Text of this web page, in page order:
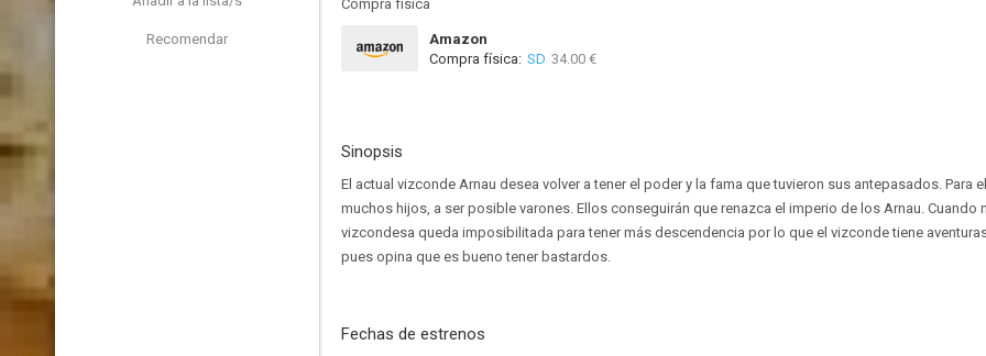
Recomendar
Compra física
Amazon
Compra física: SD 34.00 €
Sinopsis
El actual vizconde Arnau desea volver a tener el poder y la fama que tuvieron sus antepasados. Para
muchos hijos, a ser posible varones. Ellos conseguirán que renazca el imperio de los Arnau. Cuando
vizcondesa queda imposibilitada para tener más descendencia por lo que el vizconde tiene
pues opina que es bueno tener bastardos.
Fechas de estrenos